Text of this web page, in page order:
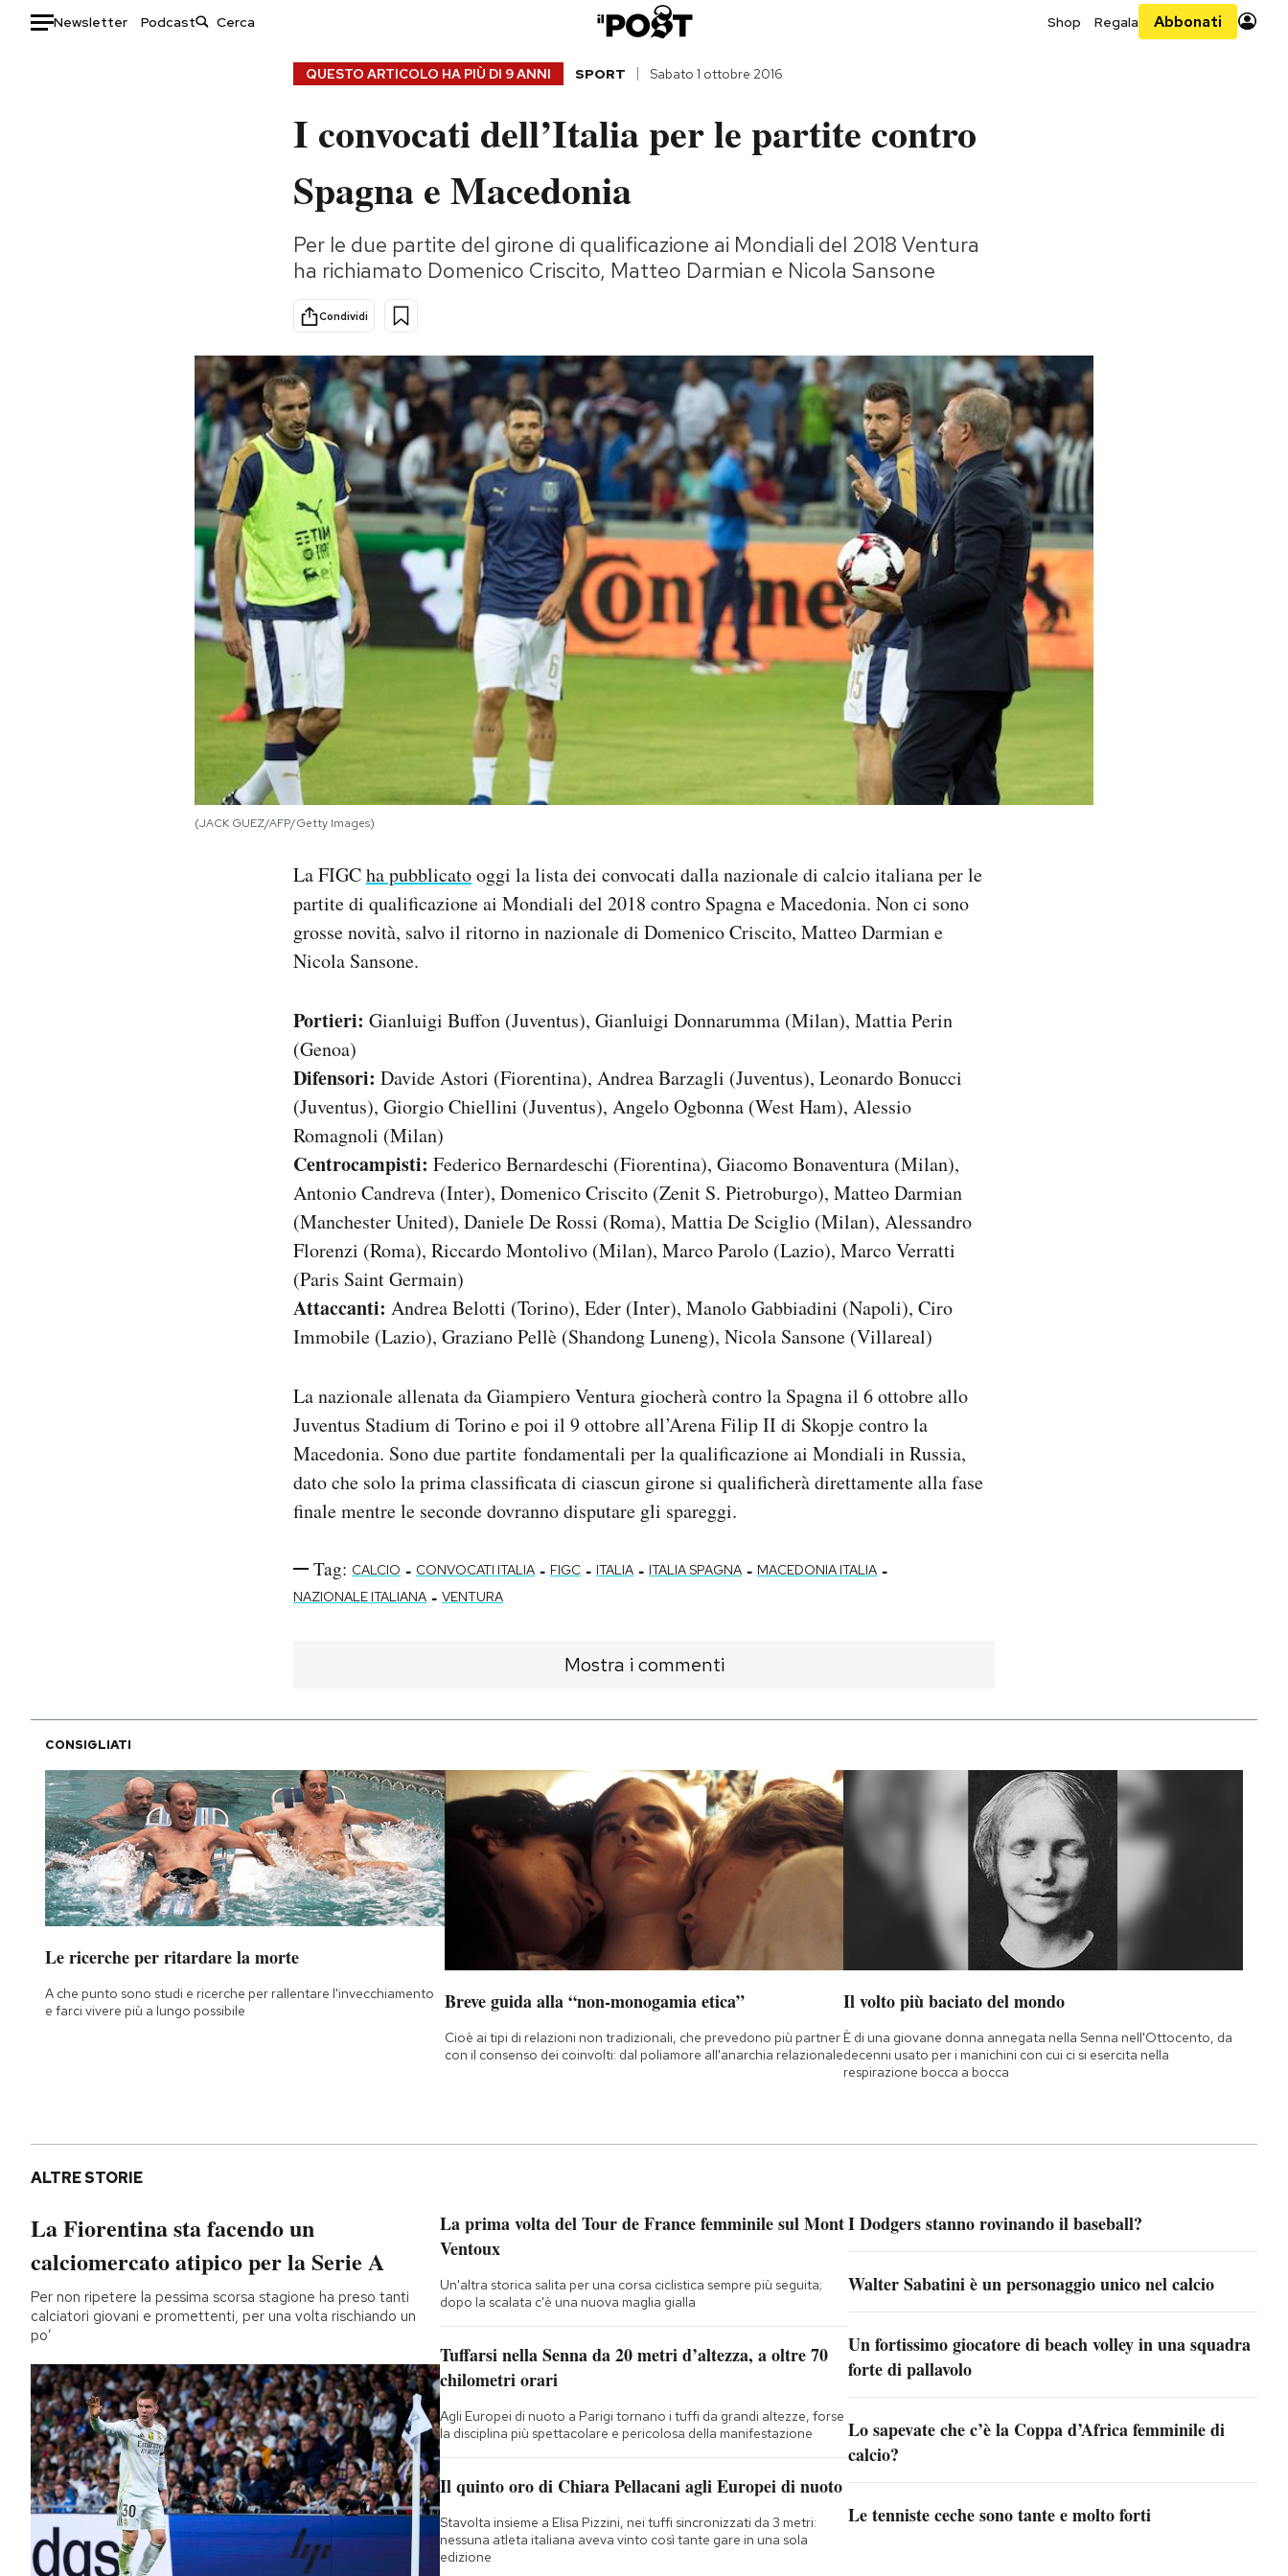
Newsletter Podcast Shop Regala Abbonati
Storie/Idee
Ok Boomer!
Altrecose
Mondiali calcio 2026
QUESTO ARTICOLO HA PIÙ DI 9 ANNI SPORT Sabato 1 ottobre 2016
I convocati dell’Italia per le partite contro
Spagna e Macedonia
Per le due partite del girone di qualificazione ai Mondiali del 2018 Ventura
ha richiamato Domenico Criscito, Matteo Darmian e Nicola Sansone
Condividi
(JACK GUEZ/AFP/Getty Images)
La FIGCha pubblicatooggi la lista dei convocati dalla nazionale di calcio italiana per le
partite di qualificazione ai Mondiali del 2018 contro Spagna e Macedonia. Non ci sono
grosse novità, salvo il ritorno in nazionale di Domenico Criscito, Matteo Darmian e
Nicola Sansone.
Portieri: Gianluigi Buffon (Juventus), Gianluigi Donnarumma (Milan), Mattia Perin
(Genoa)
Difensori: Davide Astori (Fiorentina), Andrea Barzagli (Juventus), Leonardo Bonucci
(Juventus), Giorgio Chiellini (Juventus), Angelo Ogbonna (West Ham), Alessio
Romagnoli (Milan)
Centrocampisti: Federico Bernardeschi (Fiorentina), Giacomo Bonaventura (Milan),
Antonio Candreva (Inter), Domenico Criscito (Zenit S. Pietroburgo), Matteo Darmian
(Manchester United), Daniele De Rossi (Roma), Mattia De Sciglio (Milan), Alessandro
Florenzi (Roma), Riccardo Montolivo (Milan), Marco Parolo (Lazio), Marco Verratti
(Paris Saint Germain)
Attaccanti: Andrea Belotti (Torino), Eder (Inter), Manolo Gabbiadini (Napoli), Ciro
Immobile (Lazio), Graziano Pellè (Shandong Luneng), Nicola Sansone (Villareal)
La nazionale allenata da Giampiero Ventura giocherà contro la Spagna il 6 ottobre allo
Juventus Stadium di Torino e poi il 9 ottobre all’Arena Filip II di Skopje contro la
Macedonia. Sono due partite fondamentali per la qualificazione ai Mondiali in Russia,
dato che solo la prima classificata di ciascun girone si qualificherà direttamente alla fase
finale mentre le seconde dovranno disputare gli spareggi.
Tag: CALCIO - CONVOCATI ITALIA - FIGC - ITALIA - ITALIA SPAGNA - MACEDONIA ITALIA -
NAZIONALE ITALIANA - VENTURA
Mostra i commenti
CONSIGLIATI
Le ricerche per ritardare la morte
A che punto sono studi e ricerche per rallentare l'invecchiamento
e farci vivere più a lungo possibile
Breve guida alla “non-monogamia etica”
Cioè ai tipi di relazioni non tradizionali, che prevedono più partner
con il consenso dei coinvolti: dal poliamore all'anarchia relazionale
Il volto più baciato del mondo
È di una giovane donna annegata nella Senna nell'Ottocento, da
decenni usato per i manichini con cui ci si esercita nella
respirazione bocca a bocca
ALTRE STORIE
La Fiorentina sta facendo un
calciomercato atipico per la Serie A
Per non ripetere la pessima scorsa stagione ha preso tanti
calciatori giovani e promettenti, per una volta rischiando un
po’
La prima volta del Tour de France femminile sul Mont
Ventoux
Un'altra storica salita per una corsa ciclistica sempre più seguita;
dopo la scalata c'è una nuova maglia gialla
Tuffarsi nella Senna da 20 metri d’altezza, a oltre 70
chilometri orari
Agli Europei di nuoto a Parigi tornano i tuffi da grandi altezze, forse
la disciplina più spettacolare e pericolosa della manifestazione
Il quinto oro di Chiara Pellacani agli Europei di nuoto
Stavolta insieme a Elisa Pizzini, nei tuffi sincronizzati da 3 metri:
nessuna atleta italiana aveva vinto così tante gare in una sola
edizione
I Dodgers stanno rovinando il baseball?
Walter Sabatini è un personaggio unico nel calcio
Un fortissimo giocatore di beach volley in una squadra
forte di pallavolo
Lo sapevate che c’è la Coppa d’Africa femminile di
calcio?
Le tenniste ceche sono tante e molto forti